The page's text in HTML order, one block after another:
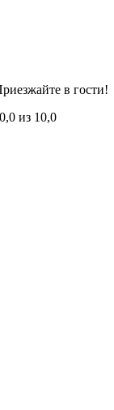
в гости!
из 10,0